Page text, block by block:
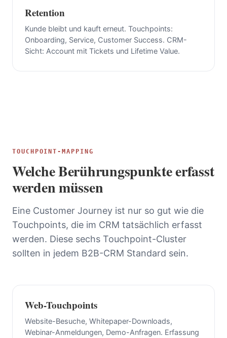
Retention
Kunde bleibt und kauft erneut. Touchpoints:
Onboarding, Service, Customer Success. CRM-
Sicht: Account mit Tickets und Lifetime Value.
TOUCHPOINT-MAPPING
Welche Berührungspunkte erfasst
werden müssen
Eine Customer Journey ist nur so gut wie die
Touchpoints, die im CRM tatsächlich erfasst
werden. Diese sechs Touchpoint-Cluster
sollten in jedem B2B-CRM Standard sein.
Web-Touchpoints
Website-Besuche, Whitepaper-Downloads,
Webinar-Anmeldungen, Demo-Anfragen. Erfassung